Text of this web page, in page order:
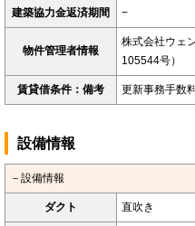
建築協力金返済期間 −
物件管理者情報
株式会社ウェ
105544号）
賃貸借条件：備考 更新事務手数
設備情報
－設備情報
ダクト 直吹き